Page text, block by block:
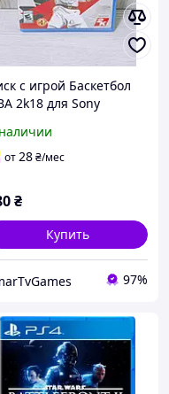
с игрой Баскетбол
2k18 для Sony
от28₴/мес
₴
Купить
97%